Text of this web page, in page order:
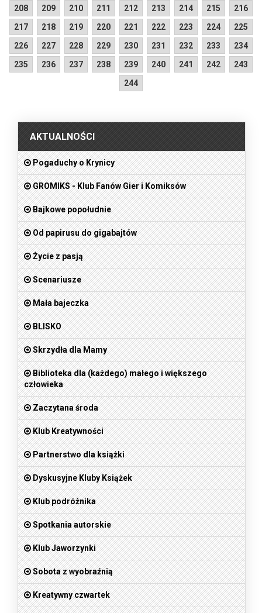
208 209 210 211 212 213 214 215
216
217
218 219 220 221 222 223 224
225
226
227 228 229 230 231 232 233
234
235
236 237 238 239 240 241 242
243
244
AKTUALNOŚCI
Pogaduchy o Krynicy
GROMIKS - Klub Fanów Gier i Komiksów
Bajkowe popołudnie
Od papirusu do gigabajtów
Życie z pasją
Scenariusze
Mała bajeczka
BLISKO
Skrzydła dla Mamy
Biblioteka dla (każdego) małego i większego
człowieka
Zaczytana środa
Klub Kreatywności
Partnerstwo dla książki
Dyskusyjne Kluby Książek
Klub podróżnika
Spotkania autorskie
Klub Jaworzynki
Sobota z wyobraźnią
Kreatywny czwartek